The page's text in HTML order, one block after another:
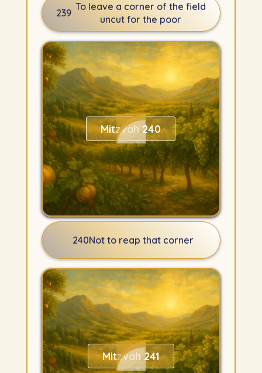
239
To leave a corner of the field
uncut for the poor
Mitzvah 240
240Not to reap that corner
Mitzvah 241